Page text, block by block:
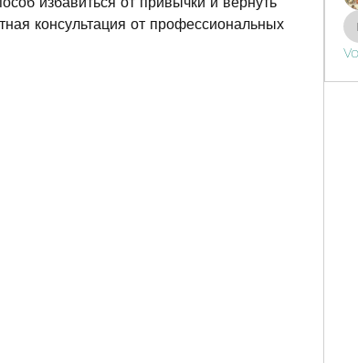
консультация от профессиональных